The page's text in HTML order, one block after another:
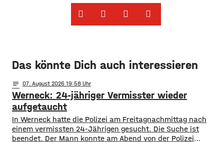
Das könnte Dich auch interessieren
notes 07. August 2026 19:58
Werneck: 24-jähriger Vermisster wieder
aufgetaucht
In Werneck hatte die Polizei am Freitagnachmittag nach
einem vermissten 24-Jährigen gesucht. Die Suche ist
beendet. Der Mann konnte am Abend von der Polizei